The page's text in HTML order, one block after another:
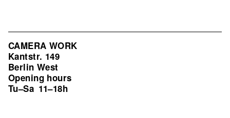
CAMERA WORK
Kantstr. 149
Berlin West
Opening hours
Tu–Sa 11–18h